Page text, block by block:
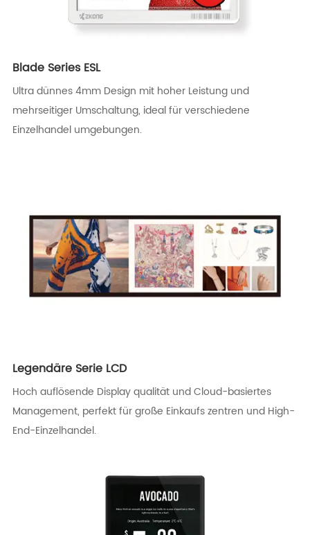
Blade Series ESL
Ultra dünnes 4mm Design mit hoher Leistung und
mehrseitiger Umschaltung, ideal für verschiedene
Einzelhandel umgebungen.
Legendäre Serie LCD
Hoch auflösende Display qualität und Cloud-basiertes
Management, perfekt für große Einkaufs zentren und High-
End-Einzelhandel.